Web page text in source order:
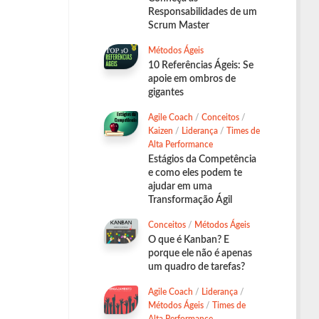
Responsabilidades de um
Scrum Master
Métodos Ágeis
10 Referências Ágeis: Se
apoie em ombros de
gigantes
Agile Coach / Conceitos /
Kaizen / Liderança / Times de
Alta Performance
Estágios da Competência
e como eles podem te
ajudar em uma
Transformação Ágil
Conceitos / Métodos Ágeis
O que é Kanban? E
porque ele não é apenas
um quadro de tarefas?
Agile Coach / Liderança /
Métodos Ágeis / Times de